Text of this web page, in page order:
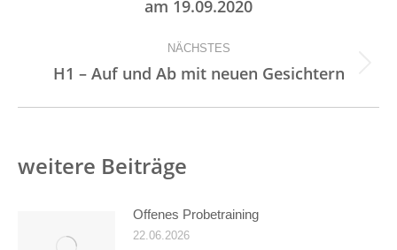
Beitrag:
am 19.09.2020
NÄCHSTES
Nächster
Beitrag:
H1 – Auf und Ab mit neuen Gesichtern
weitere Beiträge
Offenes Probetraining
22.06.2026